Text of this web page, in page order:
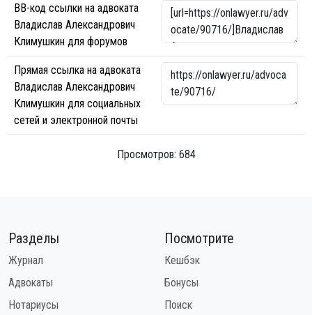
BB-код ссылки на адвоката
Владислав Александрович
Климушкин для форумов
Прямая ссылка на адвоката
Владислав Александрович
Климушкин для социальных
сетей и электронной почты
Просмотров: 684
Разделы
Журнал
Адвокаты
Нотариусы
Посмотрите
Кешбэк
Бонусы
Поиск